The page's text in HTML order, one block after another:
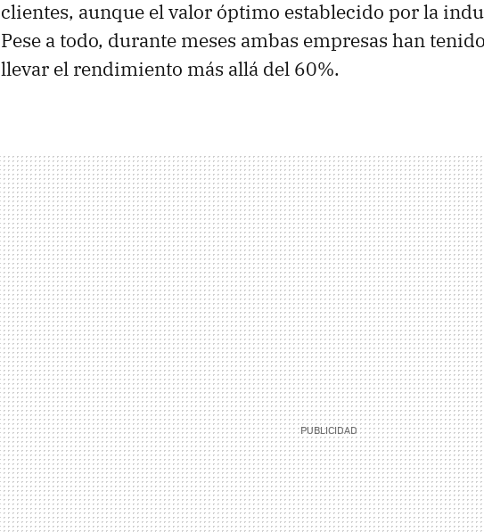
clientes, aunque el valor óptimo establecido por la
Pese a todo, durante meses ambas empresas han
llevar el rendimiento más allá del 60%.